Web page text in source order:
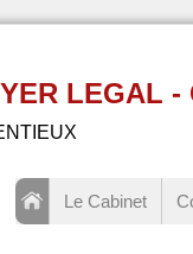
LEGAL
Le Cabinet